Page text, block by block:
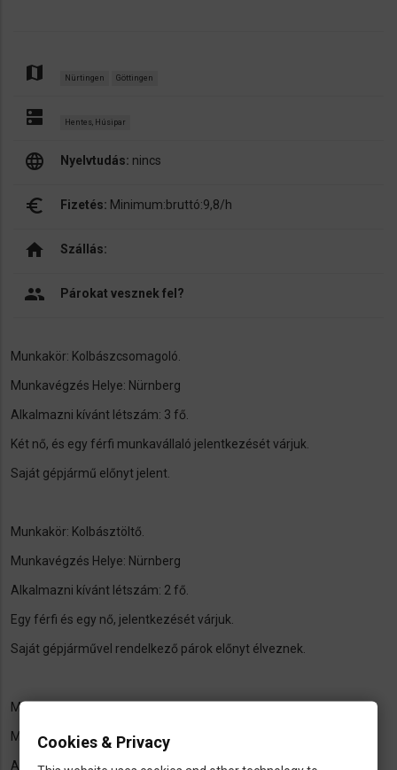
map Nürtingen Göttingen
dns Hentes, Húsipar
language Nyelvtudás: nincs
euro_symbol Fizetés: Minimum:bruttó:9,8/h
home Szállás:
people Párokat vesznek fel?
Munkakör: Kolbászcsomagoló.
Munkavégzés Helye: Nürnberg
Alkalmazni kívánt létszám: 3 fő.
Két nő, és egy férfi munkavállaló jelentkezését várjuk.
Saját gépjármű előnyt jelent.
Munkakör: Kolbásztöltő.
Munkavégzés Helye: Nürnberg
Alkalmazni kívánt létszám: 2 fő.
Egy férfi és egy nő, jelentkezését várjuk.
Saját gépjárművel rendelkező párok előnyt élveznek.
Munkakör: Húsüzemi csomagoló.
Munkavégzés Helye: Göttingen
Alkalmazni kívánt létszám: 4 fő.
Cookies & Privacy